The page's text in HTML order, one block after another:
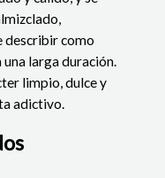
describir como
una larga duración.
limpio, dulce y
adictivo.